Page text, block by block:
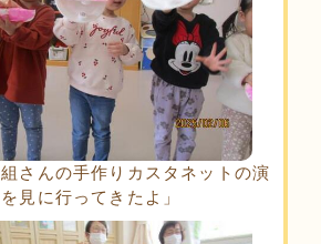
組さんの手作りカスタネットの演
見に行ってきたよ」